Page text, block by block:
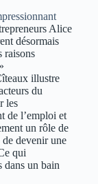
Alice
désormais
raisons
illustre
du
les
de l’emploi et
un rôle de
devenir une
qui
dans un bain